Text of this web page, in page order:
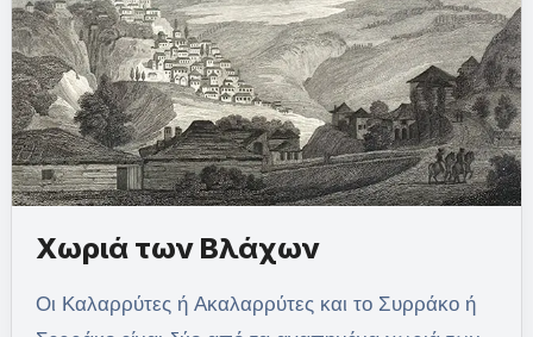
Χωριά των Βλάχων
Οι Καλαρρύτες ή Ακαλαρρύτες και το Συρράκο ή